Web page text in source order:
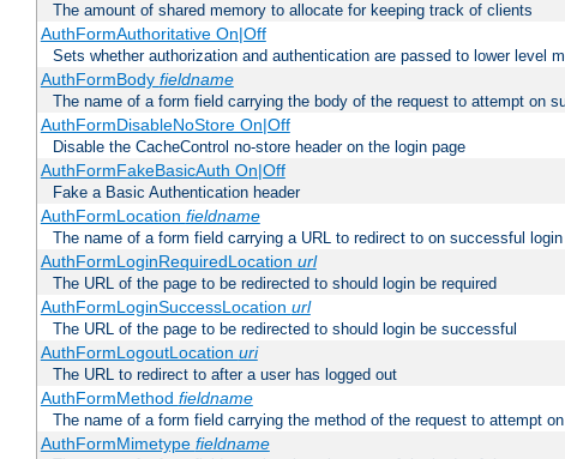
The amount of shared memory to allocate for keeping track of clients
AuthFormAuthoritative On|Off
Sets whether authorization and authentication are passed to lower level
AuthFormBody fieldname
The name of a form field carrying the body of the request to attempt on
AuthFormDisableNoStore On|Off
Disable the CacheControl no-store header on the login page
AuthFormFakeBasicAuth On|Off
Fake a Basic Authentication header
AuthFormLocation fieldname
The name of a form field carrying a URL to redirect to on successful login
AuthFormLoginRequiredLocation url
The URL of the page to be redirected to should login be required
AuthFormLoginSuccessLocation url
The URL of the page to be redirected to should login be successful
AuthFormLogoutLocation uri
The URL to redirect to after a user has logged out
AuthFormMethod fieldname
The name of a form field carrying the method of the request to attempt
AuthFormMimetype fieldname